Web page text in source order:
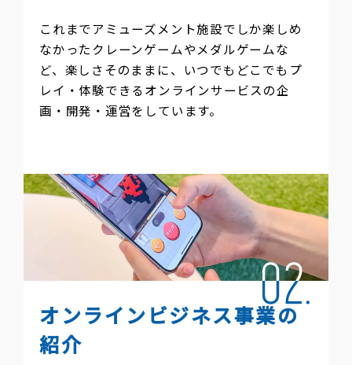
これまでアミューズメント施設でしか楽しめ
なかったクレーンゲームやメダルゲームな
ど、楽しさそのままに、いつでもどこでもプ
レイ・体験できるオンラインサービスの企
画・開発・運営をしています。
オンラインビジネス事業の
紹介